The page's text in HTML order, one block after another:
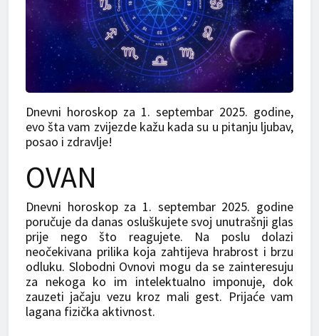
Dnevni horoskop za 1. septembar 2025. godine,
evo šta vam zvijezde kažu kada su u pitanju ljubav,
posao i zdravlje!
OVAN
Dnevni horoskop za 1. septembar 2025. godine
poručuje da danas osluškujete svoj unutrašnji glas
prije nego što reagujete. Na poslu dolazi
neočekivana prilika koja zahtijeva hrabrost i brzu
odluku. Slobodni Ovnovi mogu da se zainteresuju
za nekoga ko im intelektualno imponuje, dok
zauzeti jačaju vezu kroz mali gest. Prijaće vam
lagana fizička aktivnost.